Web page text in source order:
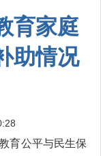
育家庭
助情况
育公平与民生保